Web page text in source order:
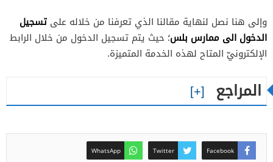
وإلى هنا نصل لنهاية مقالنا الذي تعرفنا من خلاله علىتسجيل
الدخول الى ممارس بلس؛ حيث يتم تسجيل الدخول من خلال الرابط
الإلكترونيّ المتاح لهذه الخدمة المتميزة.
المراجع
Facebook
Twitter
WhatsApp